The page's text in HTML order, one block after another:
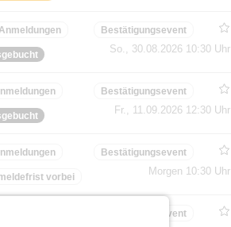
Bestätigungsevent
So., 30.08.2026 10:30 Uhr
Bestätigungsevent
Fr., 11.09.2026 12:30 Uhr
vorbei
Bestätigungsevent
Morgen 10:30 Uhr
Bestätigungsevent